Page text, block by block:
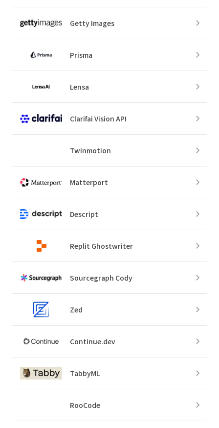
Getty Images
Prisma
Lensa
Clarifai Vision API
Twinmotion
Matterport
Descript
Replit Ghostwriter
Sourcegraph Cody
Zed
Continue.dev
TabbyML
RooCode